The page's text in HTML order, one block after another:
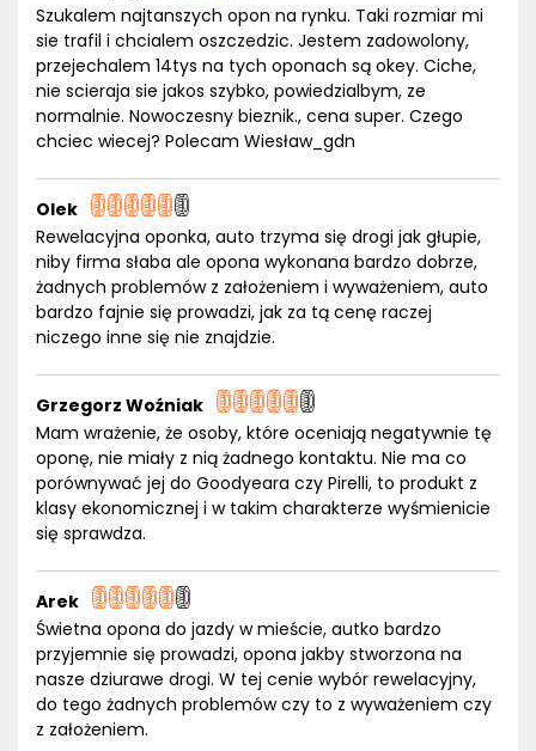
Szukalem najtanszych opon na rynku. Taki rozmiar mi
sie trafil i chcialem oszczedzic. Jestem zadowolony,
przejechalem 14tys na tych oponach są okey. Ciche,
nie scieraja sie jakos szybko, powiedzialbym, ze
normalnie. Nowoczesny bieznik., cena super. Czego
chciec wiecej? Polecam Wiesław_gdn
Olek
Rewelacyjna oponka, auto trzyma się drogi jak głupie,
niby firma słaba ale opona wykonana bardzo dobrze,
żadnych problemów z założeniem i wyważeniem, auto
bardzo fajnie się prowadzi, jak za tą cenę raczej
niczego inne się nie znajdzie.
Grzegorz Woźniak
Mam wrażenie, że osoby, które oceniają negatywnie tę
oponę, nie miały z nią żadnego kontaktu. Nie ma co
porównywać jej do Goodyeara czy Pirelli, to produkt z
klasy ekonomicznej i w takim charakterze wyśmienicie
się sprawdza.
Arek
Świetna opona do jazdy w mieście, autko bardzo
przyjemnie się prowadzi, opona jakby stworzona na
nasze dziurawe drogi. W tej cenie wybór rewelacyjny,
do tego żadnych problemów czy to z wyważeniem czy
z założeniem.